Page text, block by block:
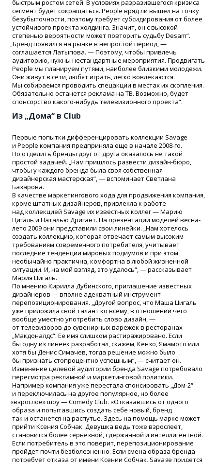
быстрым ростом сетей. В условиях разразившегося кризиса
сегмент будет сокращаться. People вряд ли вышел на точку
безубыточности, поэтому требует субсидирования от более
устойчивого проекта холдинга. Значит, он с высокой
степенью вероятности может повторить судьбу Desam“.
„Бренд появился на рынке в непростой период, —
соглашается Латыпова. — Поэтому, чтобы привлечь
аудиторию, нужны нестандартные мероприятия. Продвигать
People мы планируем путями, наиболее близкими молодежи.
Они живут в сети, любят играть, легко вовлекаются.
Мы собираемся проводить спецакции в местах их скопления.
Обязательно останется реклама на ТВ. Возможно, будет
спонсорство какого-нибудь телевизионного проекта“.
Из „Дома“ в Club
Первые попытки дифференцировать коллекции Savage
и People компания предприняла еще в начале 2008-го.
Но отделить бренды друг от друга оказалось не такой
простой задачей. „Нам пришлось развести дизайн-бюро,
чтобы у каждого бренда была своя собственная
дизайнерская мастерская“, — вспоминает Светлана
Базарова.
В качестве маркетингового хода для продвижения компания,
кроме штатных дизайнеров, привлекла к работе
над коллекцией Savage их известных коллег — Марию
Цигаль и Наталью Дригант. На презентации моделей весна-
лето 2009 они представили свои линейки. „Нам хотелось
создать коллекцию, которая отвечает самым высоким
требованиям современного потребителя, учитывает
последние тенденции мировых подиумов и при этом
необычайно практична, комфортна в любой жизненной
ситуации. И, на мой взгляд, это удалось“, — рассказывает
Мария Цигаль.
По мнению Кирилла Дубинского, приглашение известных
дизайнеров — вполне адекватный инструмент
перепозиционирования. „Другой вопрос, что Маша Цигаль
уже приложила свой талант ко всему, в отношении чего
вообще уместно употребить слово дизайн, —
от телевизоров до сувенирных варежек в ресторанах
„Макдоналдс“. Ее имя слишком растиражировано. Если
бы одну из линеек разработал, скажем, Кензо, Ямамото или
хотя бы Денис Симачев, тогда решение можно было
бы признать стопроцентно успешным“, — считает он.
Изменение целевой аудитории бренда Savage потребовало
пересмотра рекламной и маркетинговой политики.
Например компания уже перестала спонсировать „Дом-2“
и переключилась на другое популярное, но более
«взрослое» шоу — Comedy Club. «Отказавшись от одного
образа и попытавшись создать себе новый, бренд
так и останется на распутье. Здесь на помощь марке может
прийти Ксения Собчак. Девушка ведь тоже взрослеет,
становится более серьезной, сдержанной и интеллигентной.
Если потребитель в это поверит, перепозиционирование
пройдет почти безболезненно. Если смена образа бренда
потребует отказа от имени Ксении Собчак, Savage придется